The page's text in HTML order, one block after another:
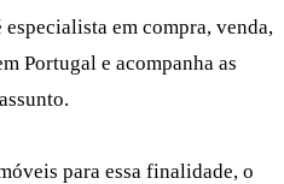
em compra, venda,
Portugal e acompanha as
para essa finalidade, o